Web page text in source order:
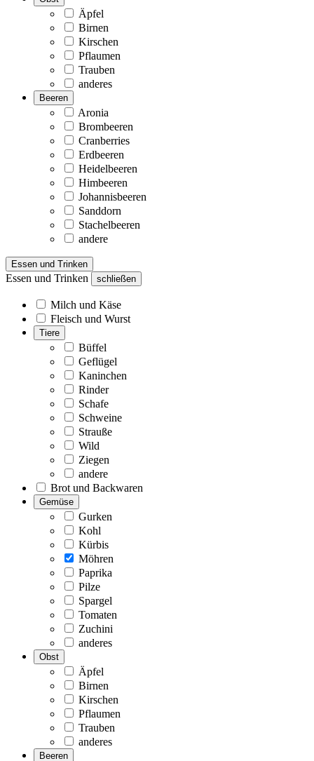
Äpfel
Birnen
Kirschen
Pflaumen
Trauben
anderes
Beeren
Aronia
Brombeeren
Cranberries
Erdbeeren
Heidelbeeren
Himbeeren
Johannisbeeren
Sanddorn
Stachelbeeren
andere
Essen und Trinken
Essen und Trinken schließen
Milch und Käse
Fleisch und Wurst
Tiere
Büffel
Geflügel
Kaninchen
Rinder
Schafe
Schweine
Strauße
Wild
Ziegen
andere
Brot und Backwaren
Gemüse
Gurken
Kohl
Kürbis
Möhren
Paprika
Pilze
Spargel
Tomaten
Zuchini
anderes
Obst
Äpfel
Birnen
Kirschen
Pflaumen
Trauben
anderes
Beeren